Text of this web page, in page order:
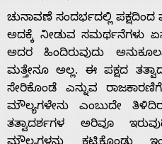
ಚುನಾವಣೆ ಸಂದರ್ಭದಲ್ಲಿ
ಅದಕ್ಕೆ ನೀಡುವ ಸಮರ್ಥನೆಗಳು
ಅದರ ಹಿಂದಿರುವುದು
ಮತ್ತೇನೂ ಅಲ್ಲ. ಈ ಪಕ್ಷದ
ಸೇರಿಕೊಂಡೆ ಎನ್ನುವ
ಮೌಲ್ಯಗಳೇನು ಎಂಬುದೇ
ತತ್ವಾದರ್ಶಗಳ ಅರಿವೂ